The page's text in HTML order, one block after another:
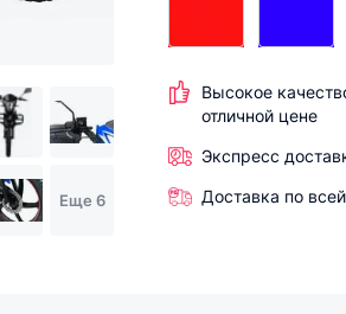
Еще 6
Высокое
отличной цене
Экспресс
Доставка по